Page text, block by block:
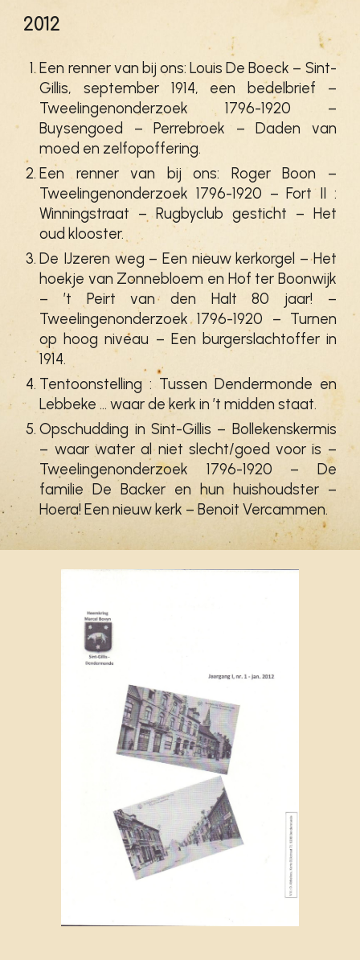
2012
Een renner van bij ons: Louis De Boeck – Sint-
Gillis, september 1914, een bedelbrief –
Tweelingenonderzoek 1796-1920 –
Buysengoed – Perrebroek – Daden van
moed en zelfopoffering.
Een renner van bij ons: Roger Boon –
Tweelingenonderzoek 1796-1920 – Fort II :
Winningstraat – Rugbyclub gesticht – Het
oud klooster.
De IJzeren weg – Een nieuw kerkorgel – Het
hoekje van Zonnebloem en Hof ter Boonwijk
– ’t Peirt van den Halt 80 jaar! –
Tweelingenonderzoek 1796-1920 – Turnen
op hoog niveau – Een burgerslachtoffer in
1914.
Tentoonstelling : Tussen Dendermonde en
Lebbeke … waar de kerk in ’t midden staat.
Opschudding in Sint-Gillis – Bollekenskermis
– waar water al niet slecht/goed voor is –
Tweelingenonderzoek 1796-1920 – De
familie De Backer en hun huishoudster –
Hoera! Een nieuw kerk – Benoit Vercammen.